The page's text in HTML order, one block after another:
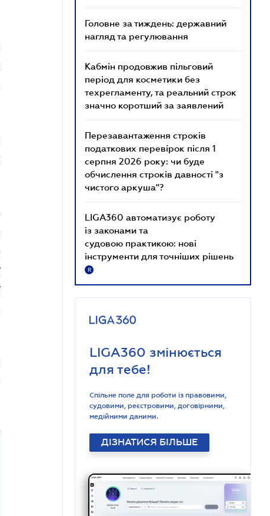
Головне за тиждень: державний
нагляд та регулювання
Кабмін продовжив пільговий
період для косметики без
техрегламенту, та реальний строк
значно коротший за заявлений
Перезавантаження строків
податкових перевірок після 1
серпня 2026 року: чи буде
обчислення строків давності "з
чистого аркуша"?
LIGA360 автоматизує роботу
із законами та
судовою практикою: нові
інструменти для точніших рішень
R
LIGA360 змінюється
для тебе!
Спільне поле для роботи із правовими,
судовими, реєстровими, договірними,
медійними даними.
ДІЗНАТИСЯ БІЛЬШЕ